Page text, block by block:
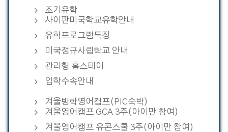
조기유학
사이판미국학교유학안내
유학프로그램특징
미국정규사립학교 안내
관리형 홈스테이
입학수속안내
겨울방학영어캠프(PIC숙박)
겨울영어캠프 GCA 3주(아이만 참여)
겨울영어캠프 유콘스쿨 3주(아이만 참여)